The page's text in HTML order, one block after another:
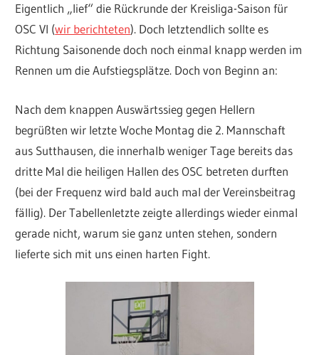
Eigentlich „lief“ die Rückrunde der Kreisliga-Saison für
OSC VI (wir berichteten). Doch letztendlich sollte es
Richtung Saisonende doch noch einmal knapp werden im
Rennen um die Aufstiegsplätze. Doch von Beginn an:
Nach dem knappen Auswärtssieg gegen Hellern
begrüßten wir letzte Woche Montag die 2. Mannschaft
aus Sutthausen, die innerhalb weniger Tage bereits das
dritte Mal die heiligen Hallen des OSC betreten durften
(bei der Frequenz wird bald auch mal der Vereinsbeitrag
fällig). Der Tabellenletzte zeigte allerdings wieder einmal
gerade nicht, warum sie ganz unten stehen, sondern
lieferte sich mit uns einen harten Fight.